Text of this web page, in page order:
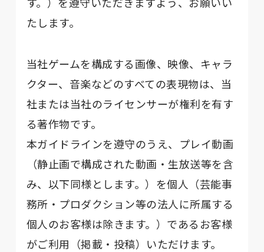
たします。
当社ゲームを構成する画像、映像、キャラ
クター、音楽などのすべての表現物は、当
社または当社のライセンサーが権利を有す
る著作物です。
本ガイドラインを遵守のうえ、プレイ動画
（静⽌画で構成された動画‧生放送等を含
み、以下同様とします。）を個人（芸能事
務所‧プロダクション等の法人に所属する
個人のお客様は除きます。）であるお客様
がご利用（掲載‧投稿）いただけます。